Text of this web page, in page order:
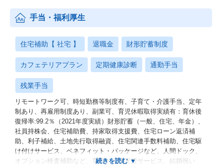
手当・福利厚生
住宅補助【 社宅 】 退職金 財形貯蓄制度
カフェテリアプラン 定期健康診断 通勤手当
残業手当
リモートワーク可、時短勤務等制度有、子育て・介護手当、定年
制あり、再雇用制度あり、副業可、育児休暇取得実績有：育休後
復帰率:99.2％（2021年度実績）財形貯蓄（一般、住宅、年金）、
社員持株会、住宅補助費、持家取得支援費、住宅ローン返済補
助、利子補給、土地先行取得融資、住宅関連手数料補助、住宅駆
け付けサービス、ベネフィット・パッケージなど、人間ドック、
オプション検査補助など、育児・介護支援サービス、結婚祝い